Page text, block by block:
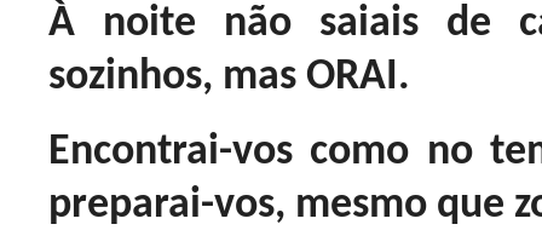
À noite não saiais de
sozinhos, mas ORAI.
Encontrai-vos como no
preparai-vos, mesmo que